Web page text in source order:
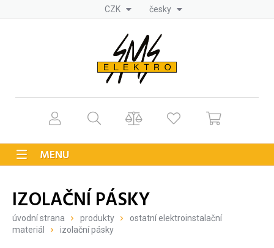
CZK česky
MENU
IZOLAČNÍ PÁSKY
úvodní strana produkty
ostatní elektroinstalační
materiál
izolační pásky